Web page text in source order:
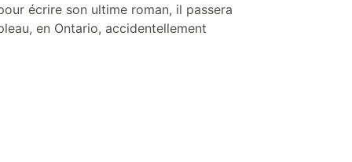
écrire son ultime roman, il passera
en Ontario, accidentellement